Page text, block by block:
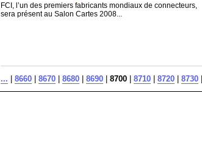
FCI, l’un des premiers fabricants mondiaux de connecteurs,
sera présent au Salon Cartes 2008...
... 8660 8670 8680 8690 8700 8710 8720 8730